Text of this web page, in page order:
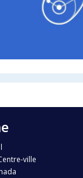
ville